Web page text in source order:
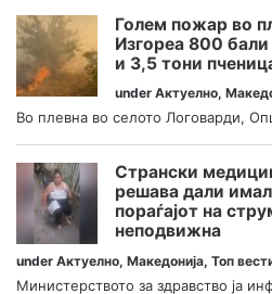
Голем пожар во
Изгореа 800
и 3,5 тони
under Актуелно,
Во плевна во селото Логоварди,
Странски
решава дали
пораѓајот на
неподвижна
under Актуелно, Македонија, Топ
Министерството за здравство ја